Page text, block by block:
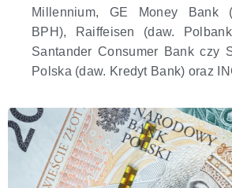
Millennium, GE Money Bank
BPH), Raiffeisen (daw.
Santander Consumer Bank czy
Polska (daw. Kredyt Bank) oraz